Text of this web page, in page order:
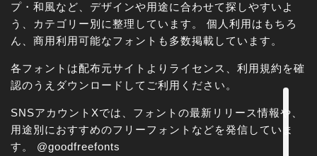
プ・和風など、デザインや用途に合わせて探しやすいよ
う、カテゴリー別に整理しています。 個人利用はもちろ
ん、商用利用可能なフォントも多数掲載しています。
各フォントは配布元サイトよりライセンス、利用規約を確
認のうえダウンロードしてご利用ください。
SNSアカウントXでは、フォントの最新リリース情報や、
用途別におすすめのフリーフォントなどを発信していま
す。 @goodfreefonts
丸ゴシック体
明朝体
手書き風